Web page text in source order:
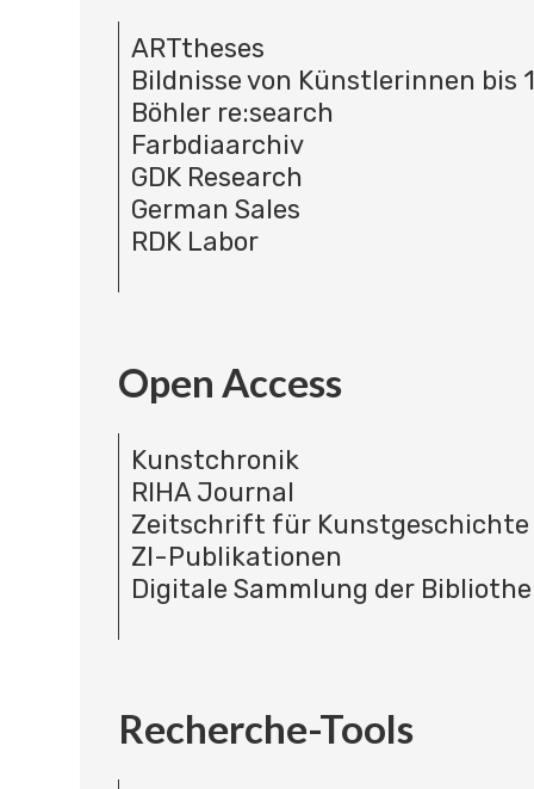
ARTtheses
Bildnisse von Künstlerinnen bis
Böhler re:search
Farbdiaarchiv
GDK Research
German Sales
RDK Labor
Open Access
Kunstchronik
RIHA Journal
Zeitschrift für Kunstgeschichte
ZI-Publikationen
Digitale Sammlung der
Recherche-Tools